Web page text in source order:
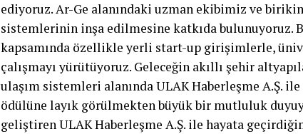
ediyoruz. Ar-Ge alanındaki uzman ekibimiz ve
sistemlerinin inşa edilmesine katkıda
kapsamında özellikle yerli start-up girişimlerle,
çalışmayı yürütüyoruz. Geleceğin akıllı şehir
ulaşım sistemleri alanında ULAK Haberleşme A.Ş.
ödülüne layık görülmekten büyük bir mutluluk
geliştiren ULAK Haberleşme A.Ş. ile hayata